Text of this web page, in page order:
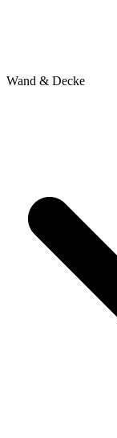
Wand & Decke